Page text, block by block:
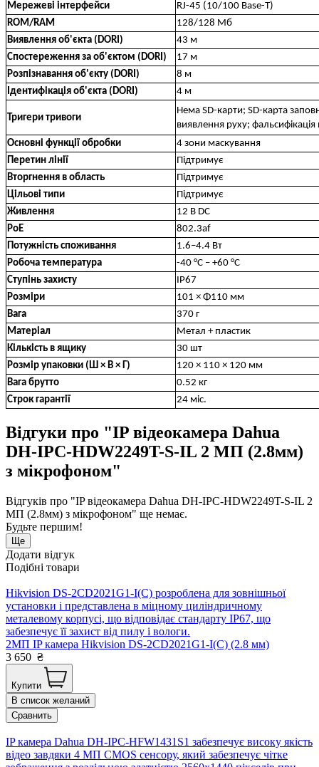
Мережеві інтерфейси
RJ-45 (10/100 Base-T)
ROM/RAM
128/128 Мб
Виявлення об'єкта (DORI)
43 м
Спостереження за об'єктом (DORI)
17 м
Розпізнавання об'єкту (DORI)
8 м
Ідентифікація об'єкта (DORI)
4 м
Тригери тривоги
Нема SD-карти; SD-карта
виявлення руху;
Основні функції обробки
4 зони маскування
Перетин лінії
Підтримує
Вторгнення в область
Підтримує
Цільові типи
Підтримує
Живлення
12 В DC
PoE
802.3af
Потужність споживання
1.6–4.4 Вт
Робоча температура
-40 °C – +60 °C
Ступінь захисту
IP67
Розміри
101 × Φ110 мм
Вага
370 г
Матеріал
Метал + пластик
Кількість в ящику
30 шт
Розмір упаковки (Ш × В × Г)
120 × 110 × 120 мм
Вага брутто
0.52 кг
Строк гарантії
24 міс.
Відгуки про "IP відеокамера Dahua
DH-IPC-HDW2249T-S-IL 2 МП (2.8мм)
з мікрофоном"
Відгуків про "IP відеокамера Dahua DH-IPC-HDW2249T-S-IL 2
МП (2.8мм) з мікрофоном" ще немає.
Будьте першим!
Ще
Додати відгук
Подібні товари
Hikvision DS-2CD2021G1-I(C) розроблена для зовнішньої
установки і представлена в міцному циліндричному
металевому корпусі, що відповідає стандарту IP67, що
забезпечує її захист від пилу і вологи.
2МП IP камера Hikvision DS-2CD2021G1-I(C) (2.8 мм)
3 650 ₴
Купити
В список желаний
Сравнить
IP камера Dahua DH-IPC-HFW1431S1 забезпечує високу якість
відео завдяки 4 МП CMOS сенсору, який забезпечує чітке